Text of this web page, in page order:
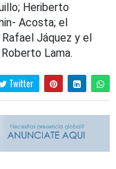
Heriberto
Acosta; el
Jáquez y el
Lama.
Twitter